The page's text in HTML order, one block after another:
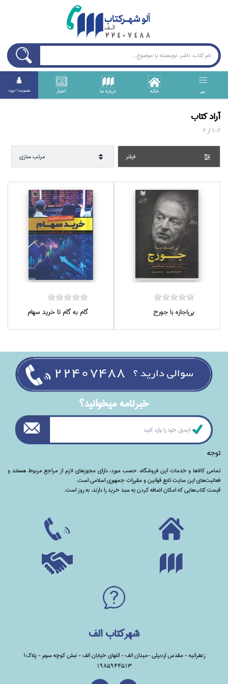
منو خانه درباره ما اخبار عضويت / ورود
آراد كتاب
1-2 از2
فيلتر مرتب سازي
بي‌اجازه با جورج گام به گام تا خريد سهام
خبرنامه ميخوانيد؟
توجه
تمامی‌ کالاها و خدمات این فروشگاه، حسب مورد،‌ دارای مجوزهای لازم از مراجع مربوط هستند ‌و‌‌
فعالیت‌های این سایت تابع قوانین و مقررات جمهوری اسلامی است.
قیمت کتاب‌هایی که امکان اضافه کردن به سبد خرید را دارند،‌ به روز است.
شهرکتاب الف
زعفرانیه - مقدس اردبیلی -میدان الف - انتهای خیابان الف - نبش کوچه سوم - پلاک1
1985944513